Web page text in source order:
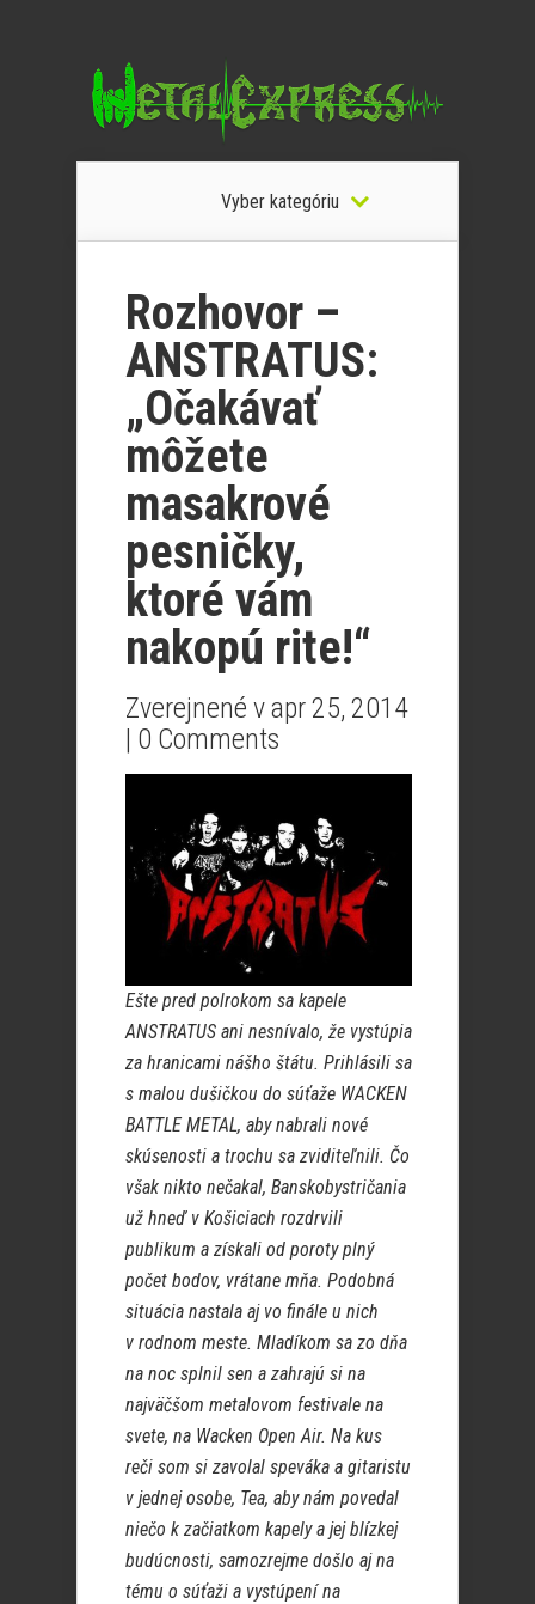
Vyber kategóriu
Rozhovor –
ANSTRATUS:
„Očakávať
môžete
masakrové
pesničky,
ktoré vám
nakopú rite!“
Zverejnené v apr 25, 2014
| 0 Comments
Ešte pred polrokom sa kapele
ANSTRATUS ani nesnívalo, že vystúpia
za hranicami nášho štátu. Prihlásili sa
s malou dušičkou do súťaže WACKEN
BATTLE METAL, aby nabrali nové
skúsenosti a trochu sa zviditeľnili. Čo
však nikto nečakal, Banskobystričania
už hneď v Košiciach rozdrvili
publikum a získali od poroty plný
počet bodov, vrátane mňa. Podobná
situácia nastala aj vo finále u nich
v rodnom meste. Mladíkom sa zo dňa
na noc splnil sen a zahrajú si na
najväčšom metalovom festivale na
svete, na Wacken Open Air. Na kus
reči som si zavolal speváka a gitaristu
v jednej osobe, Tea, aby nám povedal
niečo k začiatkom kapely a jej blízkej
budúcnosti, samozrejme došlo aj na
tému o súťaži a vystúpení na